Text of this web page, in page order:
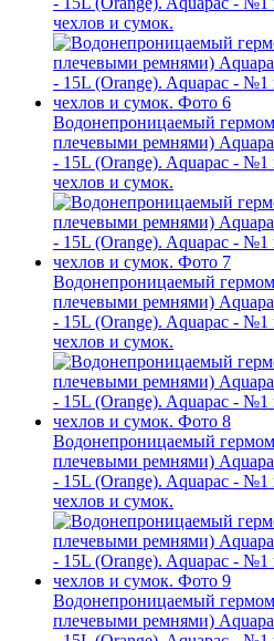
чехлов и сумок.
Водонепроницаемый
плечевыми ремнями)
- 15L (Orange). Aquapac -
чехлов и сумок.
Водонепроницаемый
плечевыми ремнями)
- 15L (Orange). Aquapac -
чехлов и сумок.
Водонепроницаемый
плечевыми ремнями)
- 15L (Orange). Aquapac -
чехлов и сумок.
Водонепроницаемый
плечевыми ремнями)